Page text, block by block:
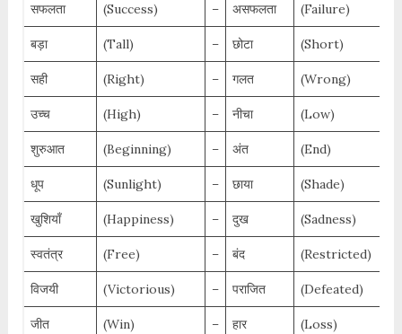
सफलता (Success) – असफलता (Failure)
बड़ा (Tall) – छोटा (Short)
सही (Right) – गलत (Wrong)
उच्च (High) – नीचा (Low)
शुरुआत (Beginning) – अंत (End)
धूप (Sunlight) – छाया (Shade)
खुशियाँ (Happiness) – दुख (Sadness)
स्वतंत्र (Free) – बंद (Restricted)
विजयी (Victorious) – पराजित (Defeated)
जीत (Win) – हार (Loss)